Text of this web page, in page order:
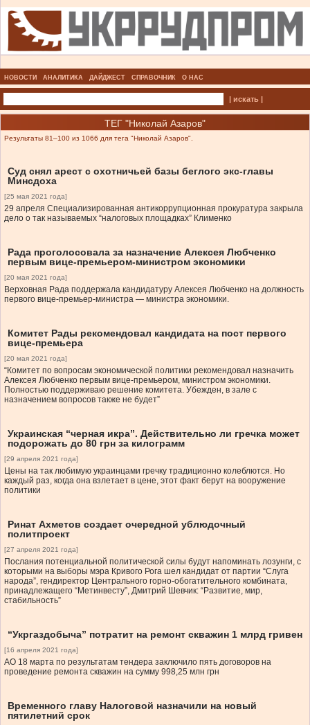
НОВОСТИ АНАЛИТИКА ДАЙДЖЕСТ СПРАВОЧНИК О НАС
| искать |
ТЕГ "Николай Азаров"
Результаты 81–100 из 1066 для тега "Николай Азаров".
Суд снял арест с охотничьей базы беглого экс-главы
Минсдоха
[25 мая 2021 года]
29 апреля Специализированная антикоррупционная прокуратура закрыла
дело о так называемых “налоговых площадках” Клименко
Рада проголосовала за назначение Алексея Любченко
первым вице-премьером-министром экономики
[20 мая 2021 года]
Верховная Рада поддержала кандидатуру Алексея Любченко на должность
первого вице-премьер-министра — министра экономики.
Комитет Рады рекомендовал кандидата на пост первого
вице-премьера
[20 мая 2021 года]
“Комитет по вопросам экономической политики рекомендовал назначить
Алексея Любченко первым вице-премьером, министром экономики.
Полностью поддерживаю решение комитета. Убежден, в зале с
назначением вопросов также не будет”
Украинская “черная икра”. Действительно ли гречка может
подорожать до 80 грн за килограмм
[29 апреля 2021 года]
Цены на так любимую украинцами гречку традиционно колеблются. Но
каждый раз, когда она взлетает в цене, этот факт берут на вооружение
политики
Ринат Ахметов создает очередной ублюдочный
политпроект
[27 апреля 2021 года]
Послания потенциальной политической силы будут напоминать лозунги, с
которыми на выборы мэра Кривого Рога шел кандидат от партии “Слуга
народа”, гендиректор Центрального горно-обогатительного комбината,
принадлежащего “Метинвесту”, Дмитрий Шевчик: “Развитие, мир,
стабильность”
“Укргаздобыча” потратит на ремонт скважин 1 млрд гривен
[16 апреля 2021 года]
АО 18 марта по результатам тендера заключило пять договоров на
проведение ремонта скважин на сумму 998,25 млн грн
Временного главу Налоговой назначили на новый
пятилетний срок